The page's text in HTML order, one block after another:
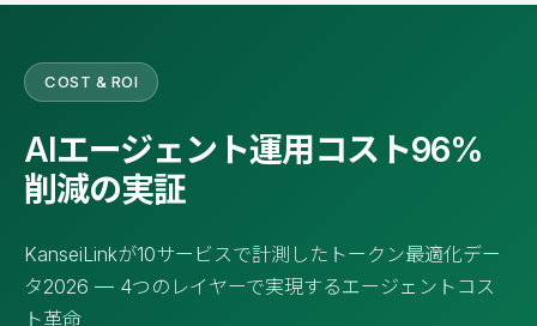
COST & ROI
AIエージェント運用コスト96%
削減の実証
KanseiLinkが10サービスで計測したトークン最適化デー
タ2026 — 4つのレイヤーで実現するエージェントコス
ト革命